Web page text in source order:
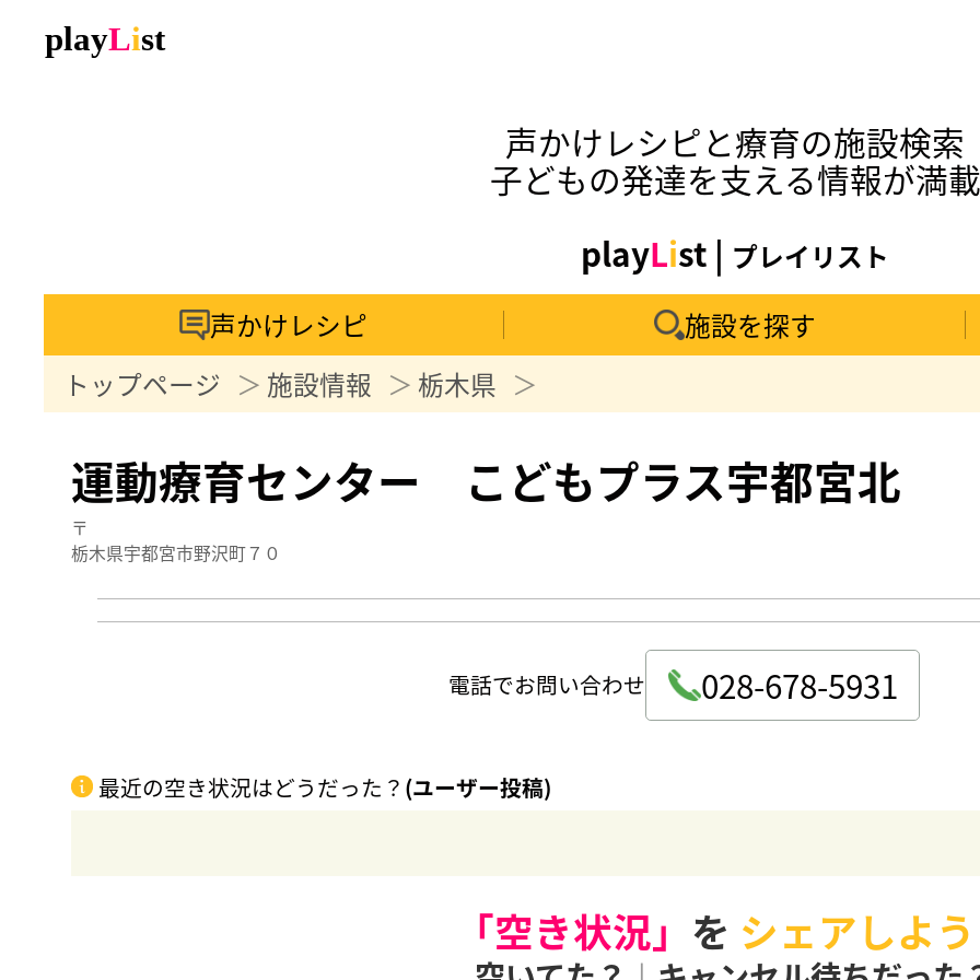
声かけレシピと療育の施設検索
子どもの発達を支える情報が満載
playList | プレイリスト
声かけレシピ
施設を探す
トップページ
施設情報 栃木県
運動療育センター こどもプラス宇都宮北
〒
栃木県宇都宮市野沢町７０
電話でお問い合わせ 028-678-5931
最近の空き状況はどうだった？ (ユーザー投稿)
「空き状況」 を シェアしよ